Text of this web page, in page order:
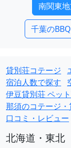
南関東
千葉の
貸別荘コテージ
宿泊人数で探す
伊豆貸別荘 ペッ
那須のコテージ
口コミ・レビュー
北海道・東北